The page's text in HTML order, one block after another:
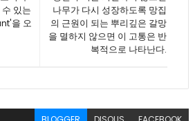
나무가 다시 성장하도록 망집
의 근원이 되는 뿌리깊은 갈망
을 멸하지 않으면 이 고통은 반
복적으로 나타난다.
있는
을 오